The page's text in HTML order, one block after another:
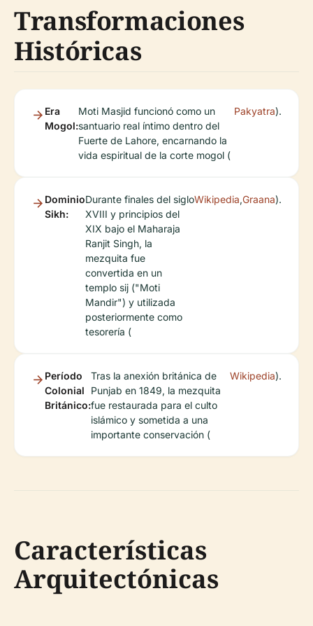
Transformaciones
Históricas
Era
Mogol:
Moti Masjid funcionó como un
santuario real íntimo dentro del
Fuerte de Lahore, encarnando la
vida espiritual de la corte mogol (
Pakyatra).
Dominio
Sikh:
Durante finales del siglo
XVIII y principios del
XIX bajo el Maharaja
Ranjit Singh, la
mezquita fue
convertida en un
templo sij ("Moti
Mandir") y utilizada
posteriormente como
tesorería (
Wikipedia,Graana).
Período
Colonial
Británico:
Tras la anexión británica de
Punjab en 1849, la mezquita
fue restaurada para el culto
islámico y sometida a una
importante conservación (
Wikipedia).
Características
Arquitectónicas